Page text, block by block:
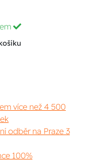
více než 4 500
odběr na Praze 3
100%